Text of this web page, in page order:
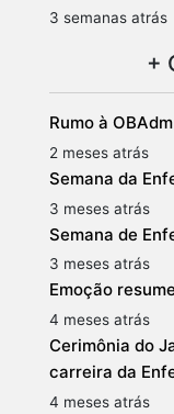
3 semanas atrás
+
Rumo à
2 meses atrás
Semana da
3 meses atrás
Semana de
3 meses atrás
Emoção
4 meses atrás
Cerimônia do
carreira da
4 meses atrás